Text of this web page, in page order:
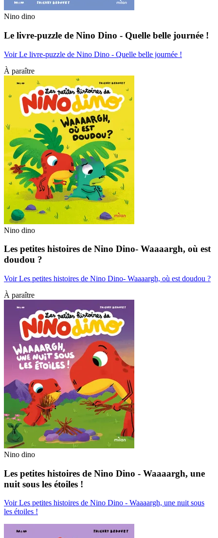
Nino dino
Le livre-puzzle de Nino Dino - Quelle belle journée !
Voir Le livre-puzzle de Nino Dino - Quelle belle journée !
À paraître
Nino dino
Les petites histoires de Nino Dino- Waaaargh, où est
doudou ?
Voir Les petites histoires de Nino Dino- Waaaargh, où est doudou ?
À paraître
Nino dino
Les petites histoires de Nino Dino - Waaaargh, une
nuit sous les étoiles !
Voir Les petites histoires de Nino Dino - Waaaargh, une nuit sous
les étoiles !